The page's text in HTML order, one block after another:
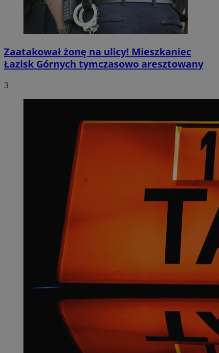
Zaatakował żonę na ulicy! Mieszkaniec
Łazisk Górnych tymczasowo aresztowany
3